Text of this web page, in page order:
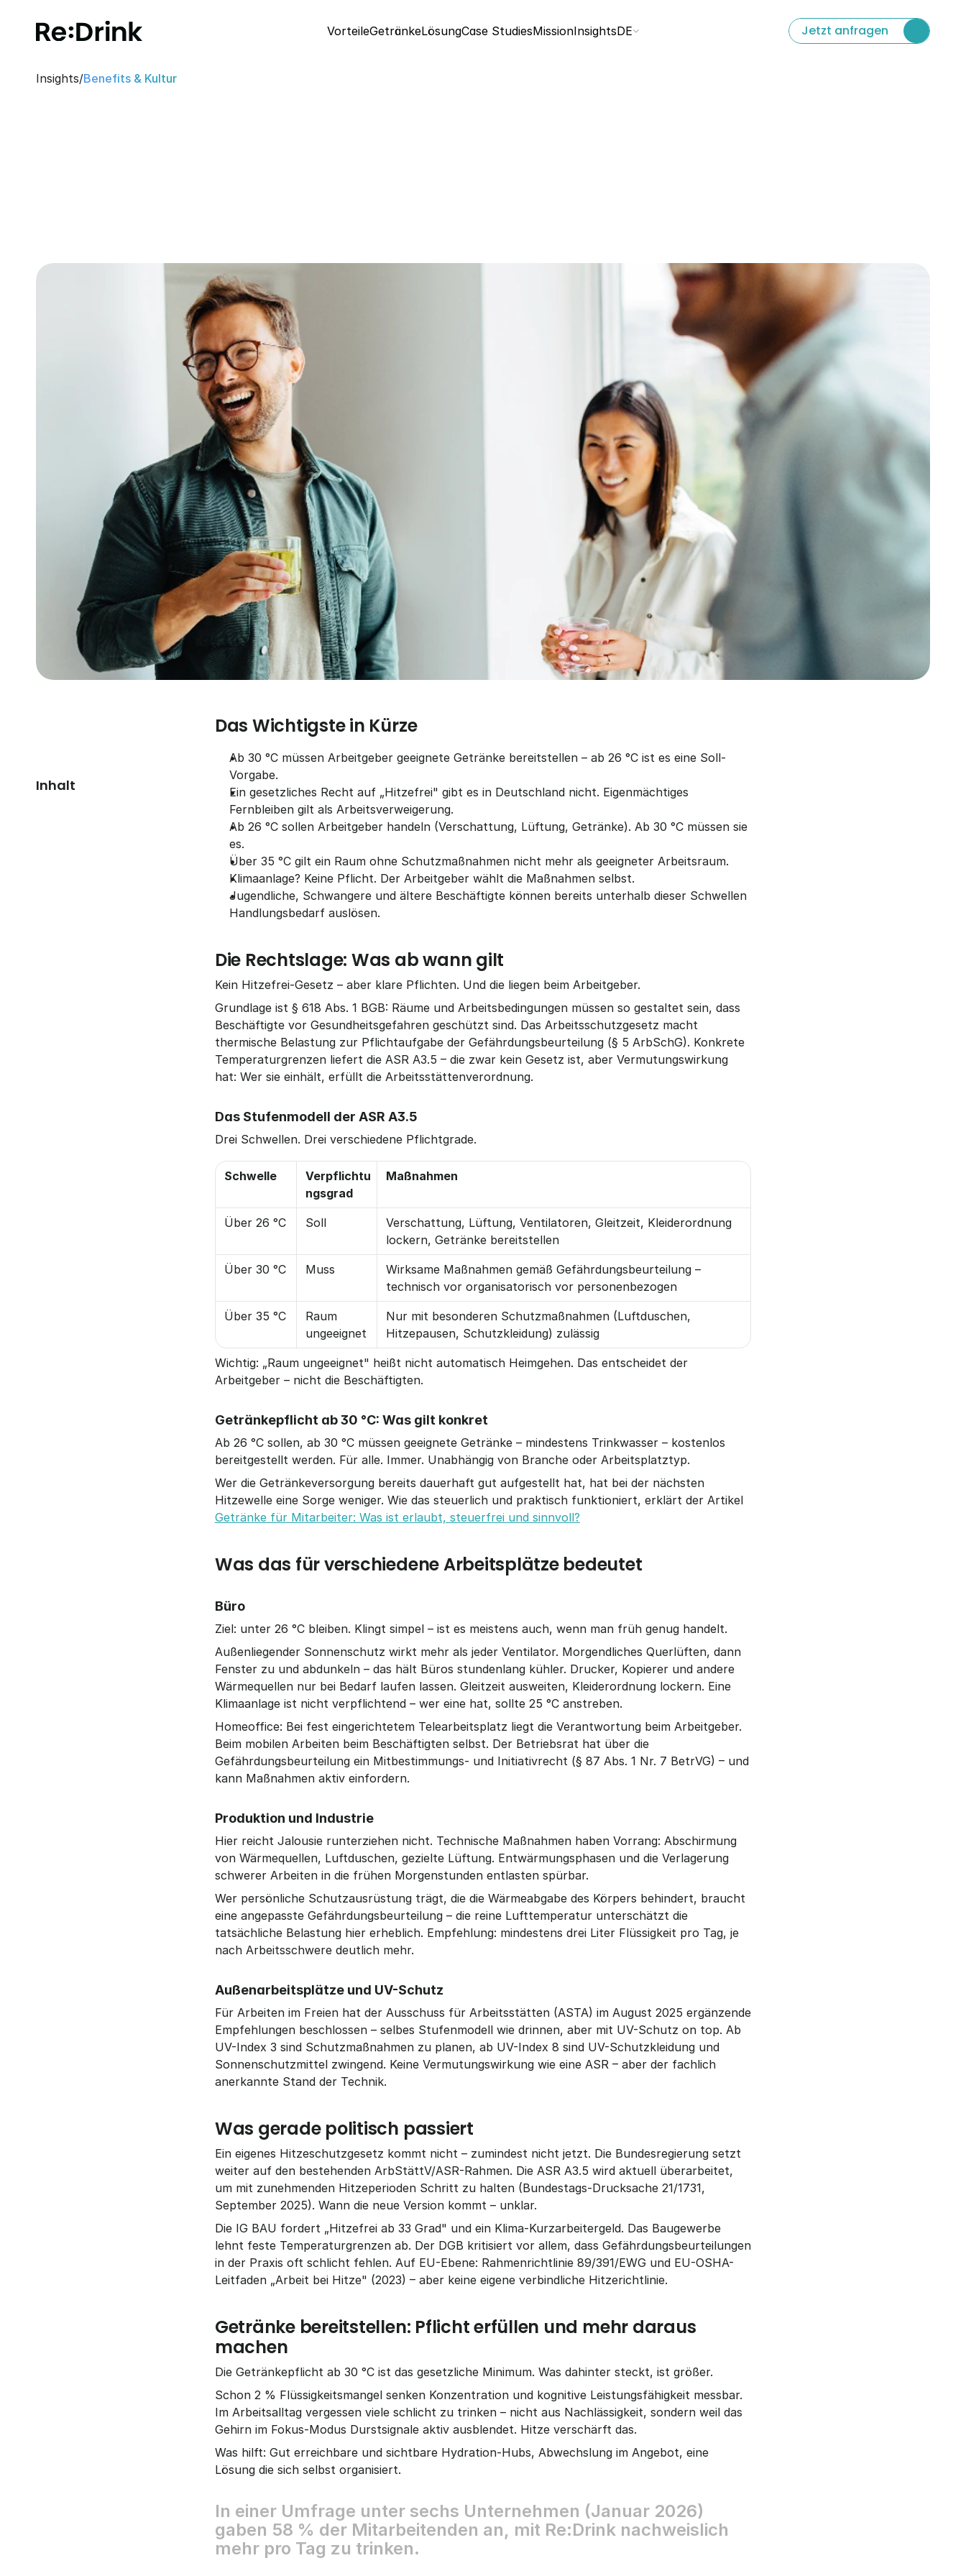
VorteileGetränkeLösungCase StudiesMissionInsightsDE Jetzt anfragen
Insights/Benefits & Kultur
Inhalt
Das Wichtigste in Kürze
Ab 30 °C müssen Arbeitgeber geeignete Getränke bereitstellen – ab 26 °C ist es eine Soll-
Vorgabe.
Ein gesetzliches Recht auf „Hitzefrei" gibt es in Deutschland nicht. Eigenmächtiges
Fernbleiben gilt als Arbeitsverweigerung.
Ab 26 °C sollen Arbeitgeber handeln (Verschattung, Lüftung, Getränke). Ab 30 °C müssen sie
es.
Über 35 °C gilt ein Raum ohne Schutzmaßnahmen nicht mehr als geeigneter Arbeitsraum.
Klimaanlage? Keine Pflicht. Der Arbeitgeber wählt die Maßnahmen selbst.
Jugendliche, Schwangere und ältere Beschäftigte können bereits unterhalb dieser Schwellen
Handlungsbedarf auslösen.
Die Rechtslage: Was ab wann gilt
Kein Hitzefrei-Gesetz – aber klare Pflichten. Und die liegen beim Arbeitgeber.
Grundlage ist § 618 Abs. 1 BGB: Räume und Arbeitsbedingungen müssen so gestaltet sein, dass
Beschäftigte vor Gesundheitsgefahren geschützt sind. Das Arbeitsschutzgesetz macht
thermische Belastung zur Pflichtaufgabe der Gefährdungsbeurteilung (§ 5 ArbSchG). Konkrete
Temperaturgrenzen liefert die ASR A3.5 – die zwar kein Gesetz ist, aber Vermutungswirkung
hat: Wer sie einhält, erfüllt die Arbeitsstättenverordnung.
Das Stufenmodell der ASR A3.5
Drei Schwellen. Drei verschiedene Pflichtgrade.
Schwelle
Verpflichtu
ngsgrad
Maßnahmen
Über 26 °C Soll
Verschattung, Lüftung, Ventilatoren, Gleitzeit, Kleiderordnung
lockern, Getränke bereitstellen
Über 30 °C Muss
Wirksame Maßnahmen gemäß Gefährdungsbeurteilung –
technisch vor organisatorisch vor personenbezogen
Über 35 °C
Raum
ungeeignet
Nur mit besonderen Schutzmaßnahmen (Luftduschen,
Hitzepausen, Schutzkleidung) zulässig
Wichtig: „Raum ungeeignet" heißt nicht automatisch Heimgehen. Das entscheidet der
Arbeitgeber – nicht die Beschäftigten.
Getränkepflicht ab 30 °C: Was gilt konkret
Ab 26 °C sollen, ab 30 °C müssen geeignete Getränke – mindestens Trinkwasser – kostenlos
bereitgestellt werden. Für alle. Immer. Unabhängig von Branche oder Arbeitsplatztyp.
Wer die Getränkeversorgung bereits dauerhaft gut aufgestellt hat, hat bei der nächsten
Hitzewelle eine Sorge weniger. Wie das steuerlich und praktisch funktioniert, erklärt der Artikel
Getränke für Mitarbeiter: Was ist erlaubt, steuerfrei und sinnvoll?
Was das für verschiedene Arbeitsplätze bedeutet
Büro
Ziel: unter 26 °C bleiben. Klingt simpel – ist es meistens auch, wenn man früh genug handelt.
Außenliegender Sonnenschutz wirkt mehr als jeder Ventilator. Morgendliches Querlüften, dann
Fenster zu und abdunkeln – das hält Büros stundenlang kühler. Drucker, Kopierer und andere
Wärmequellen nur bei Bedarf laufen lassen. Gleitzeit ausweiten, Kleiderordnung lockern. Eine
Klimaanlage ist nicht verpflichtend – wer eine hat, sollte 25 °C anstreben.
Homeoffice: Bei fest eingerichtetem Telearbeitsplatz liegt die Verantwortung beim Arbeitgeber.
Beim mobilen Arbeiten beim Beschäftigten selbst. Der Betriebsrat hat über die
Gefährdungsbeurteilung ein Mitbestimmungs- und Initiativrecht (§ 87 Abs. 1 Nr. 7 BetrVG) – und
kann Maßnahmen aktiv einfordern.
Produktion und Industrie
Hier reicht Jalousie runterziehen nicht. Technische Maßnahmen haben Vorrang: Abschirmung
von Wärmequellen, Luftduschen, gezielte Lüftung. Entwärmungsphasen und die Verlagerung
schwerer Arbeiten in die frühen Morgenstunden entlasten spürbar.
Wer persönliche Schutzausrüstung trägt, die die Wärmeabgabe des Körpers behindert, braucht
eine angepasste Gefährdungsbeurteilung – die reine Lufttemperatur unterschätzt die
tatsächliche Belastung hier erheblich. Empfehlung: mindestens drei Liter Flüssigkeit pro Tag, je
nach Arbeitsschwere deutlich mehr.
Außenarbeitsplätze und UV-Schutz
Für Arbeiten im Freien hat der Ausschuss für Arbeitsstätten (ASTA) im August 2025 ergänzende
Empfehlungen beschlossen – selbes Stufenmodell wie drinnen, aber mit UV-Schutz on top. Ab
UV-Index 3 sind Schutzmaßnahmen zu planen, ab UV-Index 8 sind UV-Schutzkleidung und
Sonnenschutzmittel zwingend. Keine Vermutungswirkung wie eine ASR – aber der fachlich
anerkannte Stand der Technik.
Was gerade politisch passiert
Ein eigenes Hitzeschutzgesetz kommt nicht – zumindest nicht jetzt. Die Bundesregierung setzt
weiter auf den bestehenden ArbStättV/ASR-Rahmen. Die ASR A3.5 wird aktuell überarbeitet,
um mit zunehmenden Hitzeperioden Schritt zu halten (Bundestags-Drucksache 21/1731,
September 2025). Wann die neue Version kommt – unklar.
Die IG BAU fordert „Hitzefrei ab 33 Grad" und ein Klima-Kurzarbeitergeld. Das Baugewerbe
lehnt feste Temperaturgrenzen ab. Der DGB kritisiert vor allem, dass Gefährdungsbeurteilungen
in der Praxis oft schlicht fehlen. Auf EU-Ebene: Rahmenrichtlinie 89/391/EWG und EU-OSHA-
Leitfaden „Arbeit bei Hitze" (2023) – aber keine eigene verbindliche Hitzerichtlinie.
Getränke bereitstellen: Pflicht erfüllen und mehr daraus
machen
Die Getränkepflicht ab 30 °C ist das gesetzliche Minimum. Was dahinter steckt, ist größer.
Schon 2 % Flüssigkeitsmangel senken Konzentration und kognitive Leistungsfähigkeit messbar.
Im Arbeitsalltag vergessen viele schlicht zu trinken – nicht aus Nachlässigkeit, sondern weil das
Gehirn im Fokus-Modus Durstsignale aktiv ausblendet. Hitze verschärft das.
Was hilft: Gut erreichbare und sichtbare Hydration-Hubs, Abwechslung im Angebot, eine
Lösung die sich selbst organisiert.
In einer Umfrage unter sechs Unternehmen (Januar 2026)
gaben 58 % der Mitarbeitenden an, mit Re:Drink nachweislich
mehr pro Tag zu trinken.